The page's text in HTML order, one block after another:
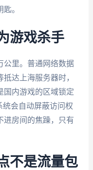
。
游戏杀手
公里。普通网络数据
达上海服务器时，
国内游戏的区域锁定
统会自动屏蔽访问权
进房间的焦躁，只有
不是流量包